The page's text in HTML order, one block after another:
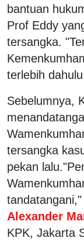
bantuan
Prof Eddy
tersangka.
terlebih
Sebelumnya,
tersangka
pekan
Alexander
KPK, Jakarta